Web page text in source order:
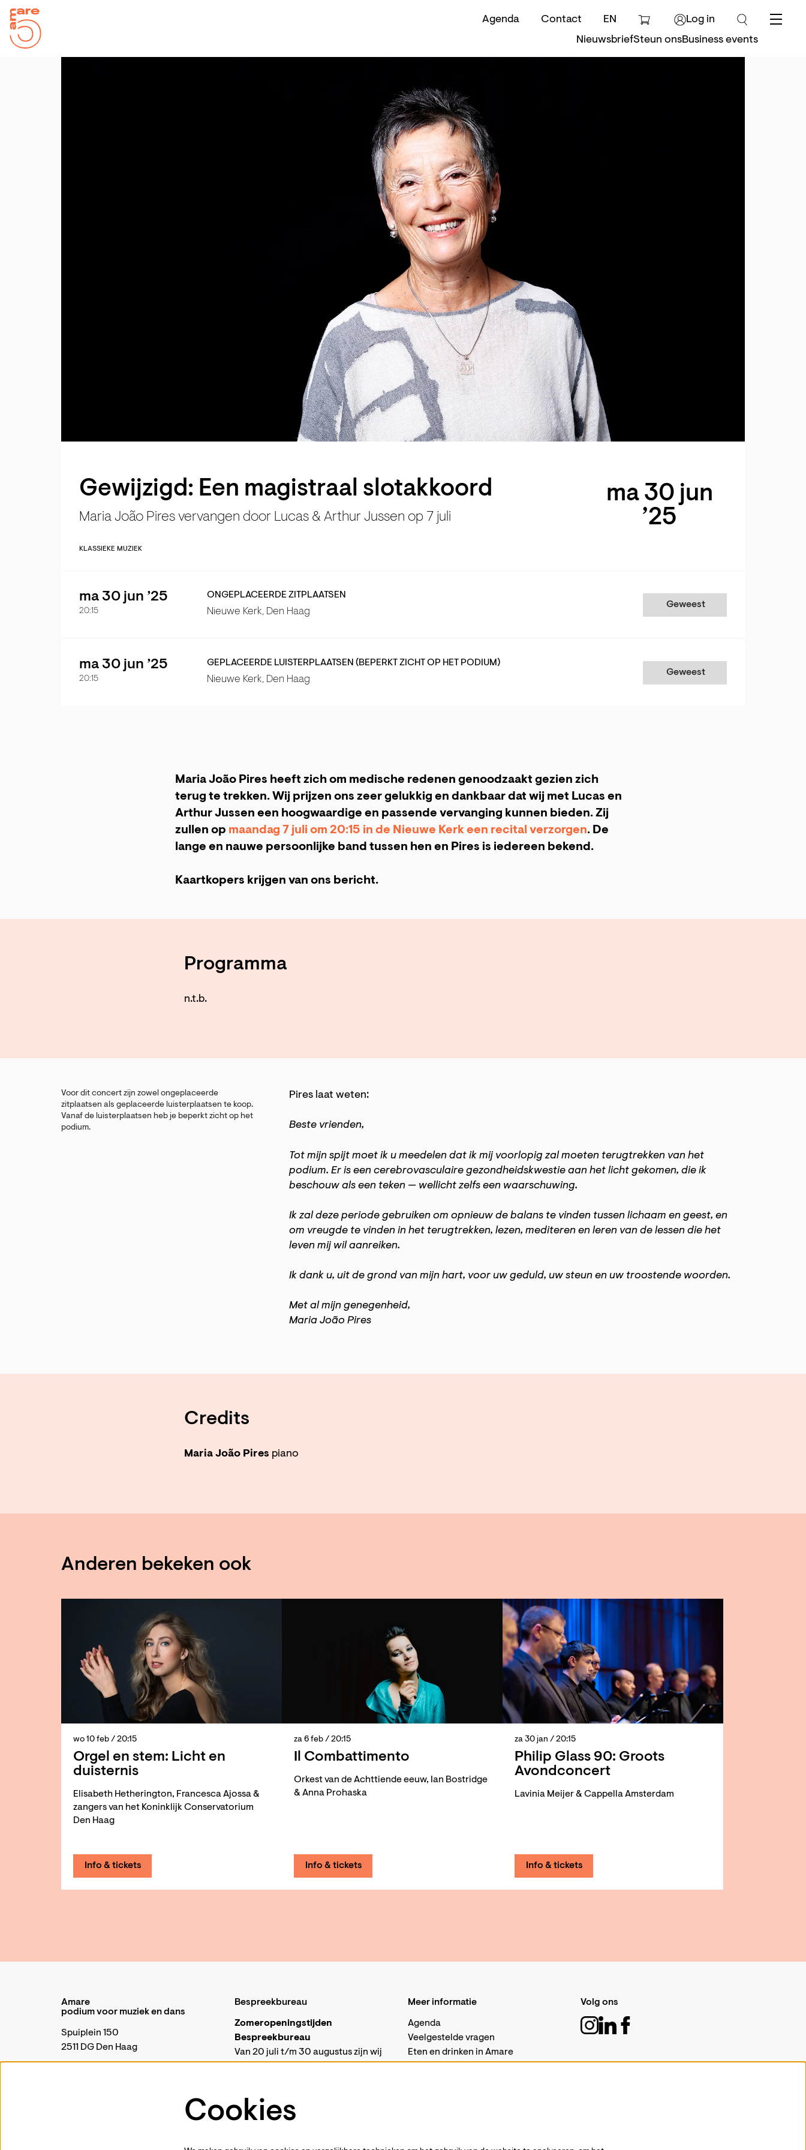
Agenda Contact EN
Log in
NieuwsbriefSteun onsBusiness events
Gewijzigd: Een magistraal slotakkoord
Maria João Pires vervangen door Lucas & Arthur Jussen op 7 juli
KLASSIEKE MUZIEK
ma 30 jun
’25
ma 30 jun ’25
20:15
ONGEPLACEERDE ZITPLAATSEN
Nieuwe Kerk, Den Haag
Geweest
ma 30 jun ’25
20:15
GEPLACEERDE LUISTERPLAATSEN (BEPERKT ZICHT OP HET PODIUM)
Nieuwe Kerk, Den Haag
Geweest
Maria João Pires heeft zich om medische redenen genoodzaakt gezien zich
terug te trekken. Wij prijzen ons zeer gelukkig en dankbaar dat wij met Lucas en
Arthur Jussen een hoogwaardige en passende vervanging kunnen bieden. Zij
zullen op maandag 7 juli om 20:15 in de Nieuwe Kerk een recital verzorgen. De
lange en nauwe persoonlijke band tussen hen en Pires is iedereen bekend.
Kaartkopers krijgen van ons bericht.
Programma
n.t.b.
Pires laat weten:
Beste vrienden,
Tot mijn spijt moet ik u meedelen dat ik mij voorlopig zal moeten terugtrekken van het
podium. Er is een cerebrovasculaire gezondheidskwestie aan het licht gekomen, die ik
beschouw als een teken — wellicht zelfs een waarschuwing.
Ik zal deze periode gebruiken om opnieuw de balans te vinden tussen lichaam en geest, en
om vreugde te vinden in het terugtrekken, lezen, mediteren en leren van de lessen die het
leven mij wil aanreiken.
Ik dank u, uit de grond van mijn hart, voor uw geduld, uw steun en uw troostende woorden.
Met al mijn genegenheid,
Maria João Pires
Voor dit concert zijn zowel ongeplaceerde
zitplaatsen als geplaceerde luisterplaatsen te koop.
Vanaf de luisterplaatsen heb je beperkt zicht op het
podium.
Credits
Maria João Pires piano
Anderen bekeken ook
Orgel en stem: Licht en
duisternis
Elisabeth Hetherington, Francesca Ajossa &
zangers van het Koninklijk Conservatorium
Den Haag
wo 10 feb / 20:15
Info & tickets
Il Combattimento
Orkest van de Achttiende eeuw, Ian Bostridge
& Anna Prohaska
za 6 feb / 20:15
Info & tickets
Philip Glass 90: Groots
Avondconcert
Lavinia Meijer & Cappella Amsterdam
za 30 jan / 20:15
Info & tickets
Amare
podium voor muziek en dans
Spuiplein 150
2511 DG Den Haag
communicatie@amare.nl
events@amare.nl
Bespreekbureau
Zomeropeningstijden
Bespreekbureau
Van 20 juli t/m 30 augustus zijn wij
geopend van 10 tot 18 uur.
Je kunt ons ook per mail bereiken via
Meer informatie
Agenda
Veelgestelde vragen
Eten en drinken in Amare
Volg ons
Cookies